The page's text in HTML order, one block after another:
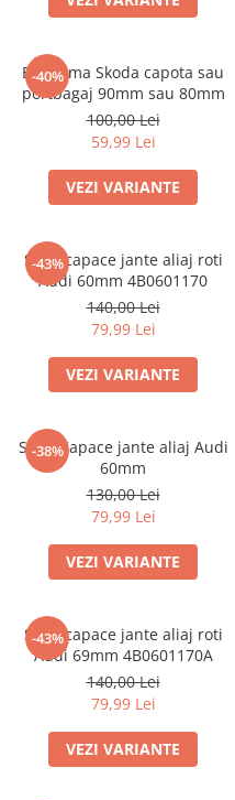
Solutii interior auto
Scule și Unelte
Accesorii scule
Scule Vopsitorie
Scule Vulcanizare
Accesorii Telefon
Aparate premium
Instrumente de scris premium
Ștampile
-40%
Emblema Skoda capota sau
portbagaj 90mm sau 80mm
100,00 Lei
59,99 Lei
VEZI VARIANTE
-43%
Set 4 capace jante aliaj roti
Audi 60mm 4B0601170
140,00 Lei
79,99 Lei
VEZI VARIANTE
-38%
Set 4 Capace jante aliaj Audi
60mm
130,00 Lei
79,99 Lei
VEZI VARIANTE
-43%
Set 4 capace jante aliaj roti
Audi 69mm 4B0601170A
140,00 Lei
79,99 Lei
VEZI VARIANTE